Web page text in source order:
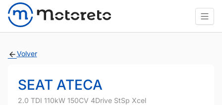
Volver
SEAT ATECA
2.0 TDI 110kW 150CV 4Drive StSp Xcel